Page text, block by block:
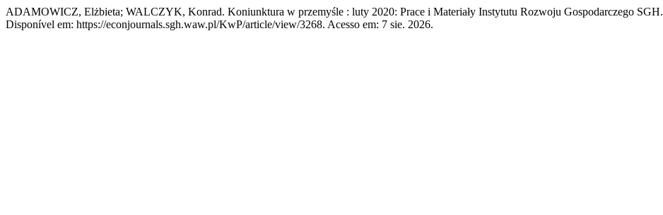
ADAMOWICZ, Elżbieta; WALCZYK, Konrad. Koniunktura w przemyśle : luty 2020: Prace i Materiały Instytutu Rozwoju Gospodarczego SGH.
Disponível em: https://econjournals.sgh.waw.pl/KwP/article/view/3268. Acesso em: 7 sie. 2026.